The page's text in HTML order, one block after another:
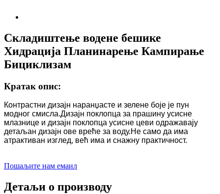
Складиштење водене бешике
Хидрација Планинарење Кампирање
Бициклизам
Кратак опис:
Контрастни дизајн наранџасте и зелене боје је пун
модног смисла.Дизајн поклопца за прашину усисне
млазнице и дизајн поклопца усисне цеви одражавају
детаљан дизајн ове вреће за воду.Не само да има
атрактиван изглед, већ има и снажну практичност.
Пошаљите нам емаил
Детаљи о производу